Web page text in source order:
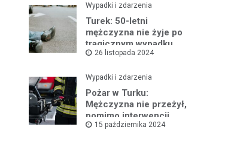
rozprzestrzenianie się
ognia
Wypadki i zdarzenia
Turek: 50-letni
mężczyzna nie żyje po
tragicznym wypadku
samochodowym
26 listopada 2024
Wypadki i zdarzenia
Pożar w Turku:
Mężczyzna nie przeżył,
pomimo interwencji
straży pożarnej
15 października 2024